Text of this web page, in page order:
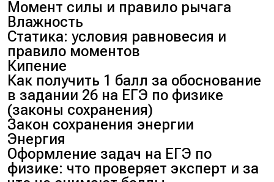
Момент силы и правило рычага
Влажность
Статика: условия равновесия и
правило моментов
Кипение
Как получить 1 балл за обоснование
в задании 26 на ЕГЭ по физике
(законы сохранения)
Закон сохранения энергии
Энергия
Оформление задач на ЕГЭ по
физике: что проверяет эксперт и за